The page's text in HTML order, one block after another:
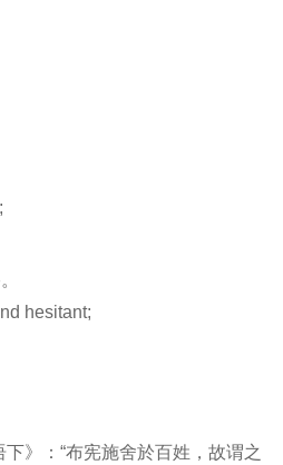
hesitant;
下》：“布宪施舍於百姓，故谓之